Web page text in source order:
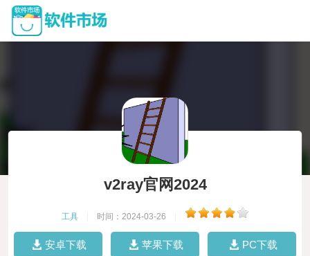
v2ray官网2024
工具 时间：2024-03-26
安卓下载 苹果下载 PC下载